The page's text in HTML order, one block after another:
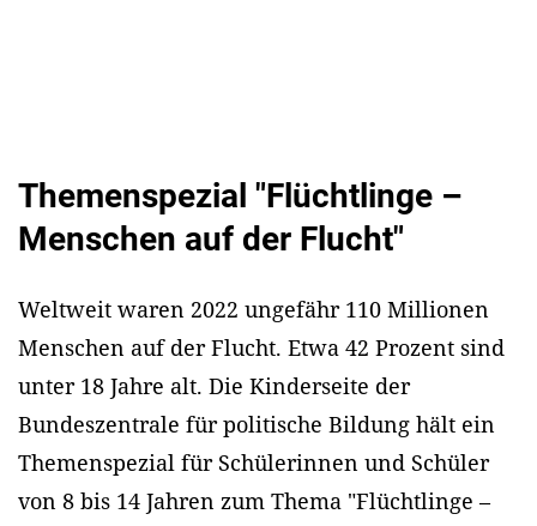
Themenspezial "Flüchtlinge –
Menschen auf der Flucht"
Weltweit waren 2022 ungefähr 110 Millionen
Menschen auf der Flucht. Etwa 42 Prozent sind
unter 18 Jahre alt. Die Kinderseite der
Bundeszentrale für politische Bildung hält ein
Themenspezial für Schülerinnen und Schüler
von 8 bis 14 Jahren zum Thema "Flüchtlinge –